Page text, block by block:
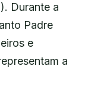
Durante a
Padre
e
a